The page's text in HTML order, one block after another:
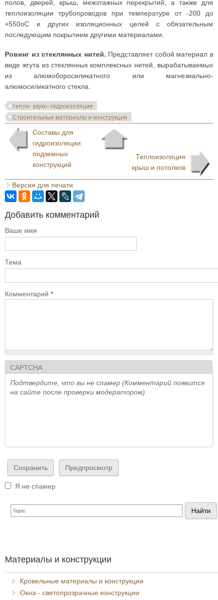
полов, дверей, крыш, межэтажных перекрытий, а также для
теплоизоляции трубопроводов при температуре от -200 до
+550оС и других изоляционных целей с обязательным
последующим покрытием другими материалами.
Ровинг из стеклянных нитей. Представляет собой материал в
виде жгута из стеклянных комплексных нитей, вырабатываемых
из алюмоборосиликатного или магнезиально-
алюмосиликатного стекла.
тепло- звуко- гидроизоляция
Строительные материалы и конструкции
Составы для
гидроизоляции
подземных
конструкций
Теплоизоляция
крыш и потолков
Версия для печати
Добавить комментарий
Ваше имя
Тема
Комментарий *
CAPTCHA
Подтвердите, что вы не спамер (Комментарий появится
на сайте после проверки модератором)
Я не спамер
Я спамер
Материалы и конструкции
Кровельные материалы и конструкции
Окна - светопрозрачные конструкции